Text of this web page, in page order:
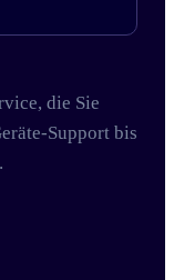
die Sie
Support bis